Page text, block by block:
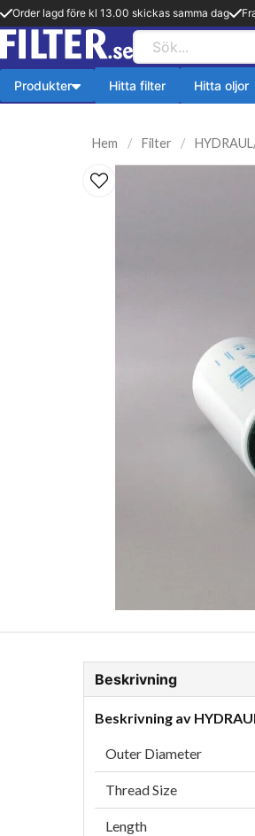
Order lagd före kl 13.00 skickas samma dag
Produkter
Q8-Produkter
Motorolja lätta
Fordonskem
Motorolja tunga
Hitta filter Hitta oljor
Hem Filter
Beskrivning
Beskrivning av
Outer Diameter
Thread Size
Length